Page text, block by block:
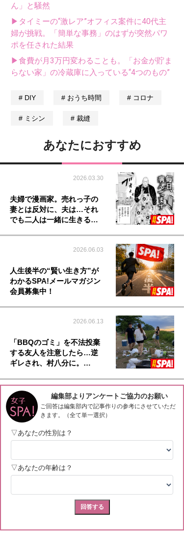
ん」と騒然
▶タイミーの“激レア”オフィス案件に40代主
婦が挑戦。「簡単な事務」のはずが突然パワ
ポを任された結果
▶食費が月3万円変わることも。「お金が貯ま
らない家」の冷蔵庫に入っている“4つのもの”
DIY おうち時間 コロナ
ミシン 裁縫
あなたにおすすめ
2026.03.30
夫婦で漫画家。売れっ子の
妻とは反対に、夫は…それ
でも二人は一緒に生きる…
2026.06.03
人生後半の“賢い生き方”が
わかるSPA!メールマガジン
会員募集中！
2026.06.13
「BBQのゴミ」を不法投棄
する友人を注意したら…逆
ギレされ、村八分に。…